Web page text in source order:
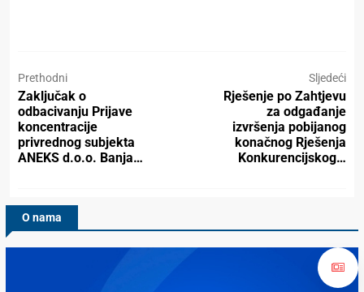
Prethodni
Zaključak o
odbacivanju Prijave
koncentracije
privrednog subjekta
ANEKS d.o.o. Banja…
Sljedeći
Rješenje po Zahtjevu
za odgađanje
izvršenja pobijanog
konačnog Rješenja
Konkurencijskog…
O nama